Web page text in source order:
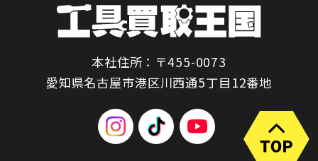
本社住所：〒455-0073
愛知県名古屋市港区川西通5丁目12番地